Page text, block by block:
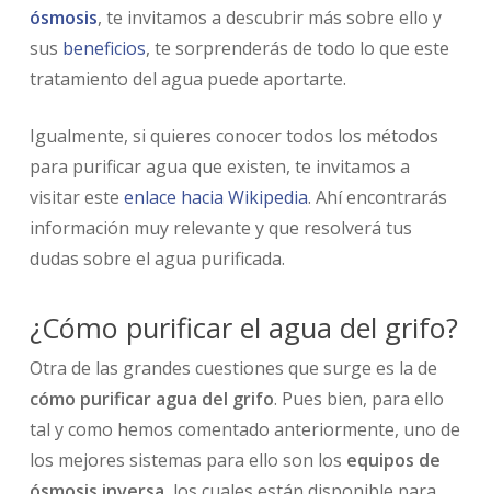
ósmosis, te invitamos a descubrir más sobre ello y
sus beneficios, te sorprenderás de todo lo que este
tratamiento del agua puede aportarte.
Igualmente, si quieres conocer todos los métodos
para purificar agua que existen, te invitamos a
visitar este enlace hacia Wikipedia. Ahí encontrarás
información muy relevante y que resolverá tus
dudas sobre el agua purificada.
¿Cómo purificar el agua del grifo?
Otra de las grandes cuestiones que surge es la de
cómo purificar agua del grifo. Pues bien, para ello
tal y como hemos comentado anteriormente, uno de
los mejores sistemas para ello son los equipos de